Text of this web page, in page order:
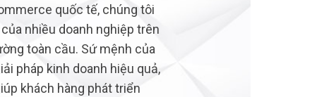
quốc tế, chúng tôi
nhiều doanh nghiệp trên
toàn cầu. Sứ mệnh của
pháp kinh doanh hiệu quả,
khách hàng phát triển